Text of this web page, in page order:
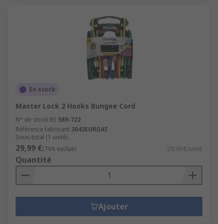
En stock
Master Lock 2 Hooks Bungee Cord
N° de stock RS 589-722
Référence fabricant 3043EURDAT
Sous-total (1 unité)
29,99 €(TVA exclue) 29,99 €/unité
Quantité
Ajouter